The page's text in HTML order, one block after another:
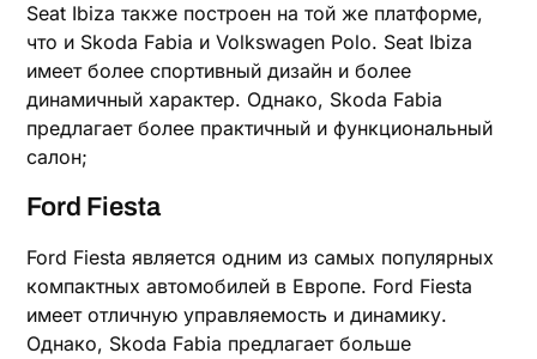
Seat Ibiza также построен на той же платформе,
что и Skoda Fabia и Volkswagen Polo. Seat Ibiza
имеет более спортивный дизайн и более
динамичный характер. Однако, Skoda Fabia
предлагает более практичный и функциональный
салон;
Ford Fiesta
Ford Fiesta является одним из самых популярных
компактных автомобилей в Европе. Ford Fiesta
имеет отличную управляемость и динамику.
Однако, Skoda Fabia предлагает больше